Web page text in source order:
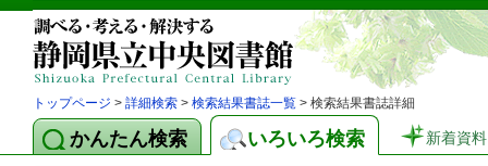
トップページ > 詳細検索 > 検索結果書誌一覧 > 検索結果書誌詳細
かんたん検索 いろいろ検索 新着資料